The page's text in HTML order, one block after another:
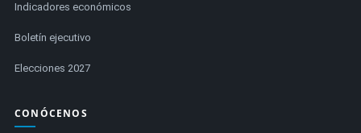
Indicadores económicos
Boletín ejecutivo
Elecciones 2027
CONÓCENOS